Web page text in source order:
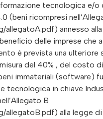
tecnologica e/o
(beni ricompresi
allegatoA.pdf) annesso
delle imprese che
è prevista una ulteriore
del 40% , del costo di
immateriali (software)
tecnologica in chiave
B
allegatoB.pdf) alla legge